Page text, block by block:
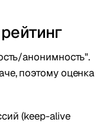
анонимность".
поэтому оценка
(keep-alive